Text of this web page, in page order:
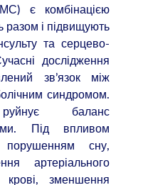
є комбінацією
разом і підвищують
та серцево-
дослідження
зв’язок між
синдромом.
баланс
Під впливом
порушенням сну,
артеріального
зменшення